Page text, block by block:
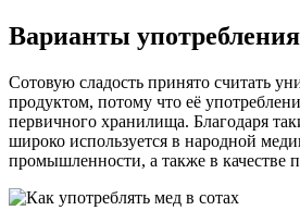
Варианты употребления
Сотовую сладость принято считать
продуктом, потому что её
первичного хранилища. Благодаря
широко используется в народной
промышленности, а также в качестве